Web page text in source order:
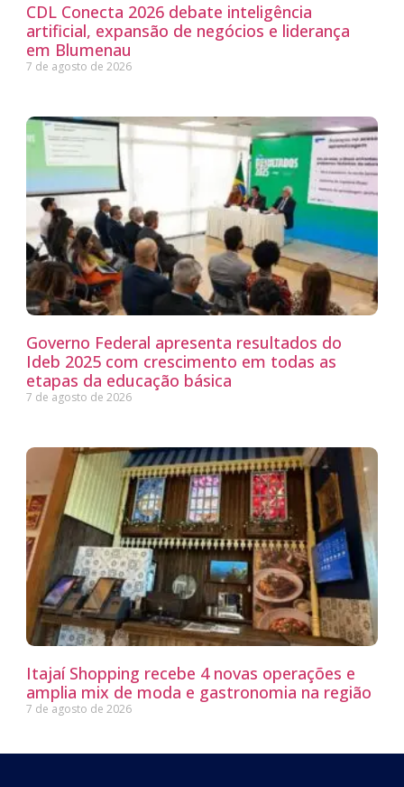
CDL Conecta 2026 debate inteligência
artificial, expansão de negócios e liderança
em Blumenau
7 de agosto de 2026
Governo Federal apresenta resultados do
Ideb 2025 com crescimento em todas as
etapas da educação básica
7 de agosto de 2026
Itajaí Shopping recebe 4 novas operações e
amplia mix de moda e gastronomia na região
7 de agosto de 2026